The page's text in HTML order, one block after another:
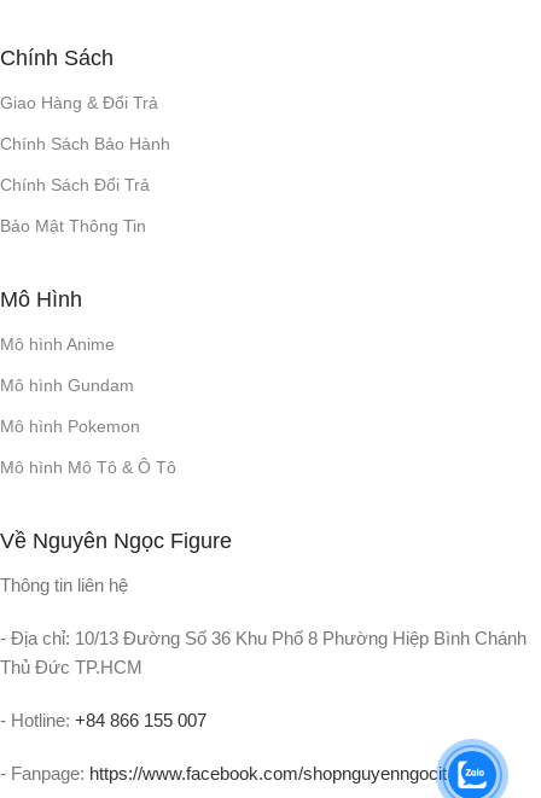
Chính Sách
Giao Hàng & Đổi Trả
Chính Sách Bảo Hành
Chính Sách Đổi Trả
Bảo Mật Thông Tin
Mô Hình
Mô hình Anime
Mô hình Gundam
Mô hình Pokemon
Mô hình Mô Tô & Ô Tô
Về Nguyên Ngọc Figure
Thông tin liên hệ
- Địa chỉ: 10/13 Đường Số 36 Khu Phố 8 Phường Hiệp Bình Chánh
Thủ Đức TP.HCM
- Hotline: +84 866 155 007
- Fanpage: https://www.facebook.com/shopnguyenngocit